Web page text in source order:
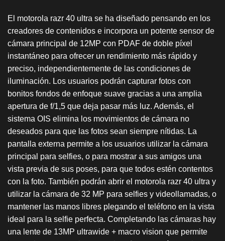
El motorola razr 40 ultra se ha diseñado pensando en los
creadores de contenidos e incorpora un potente sensor de
cámara principal de 12MP con PDAF de doble píxel
instantáneo para ofrecer un rendimiento más rápido y
preciso, independientemente de las condiciones de
iluminación. Los usuarios podrán capturar fotos con
bonitos fondos de enfoque suave gracias a una amplia
apertura de f/1,5 que deja pasar más luz. Además, el
sistema OIS elimina los movimientos de cámara no
deseados para que las fotos sean siempre nítidas. La
pantalla externa permite a los usuarios utilizar la cámara
principal para selfies, o para mostrar a sus amigos una
vista previa de sus poses, para que todos estén contentos
con la foto. También podrán abrir el motorola razr 40 ultra y
utilizar la cámara de 32 MP para selfies y videollamadas, o
mantener las manos libres plegando el teléfono en la vista
ideal para la selfie perfecta. Completando las cámaras hay
una lente de 13MP ultrawide + macro vision que permite